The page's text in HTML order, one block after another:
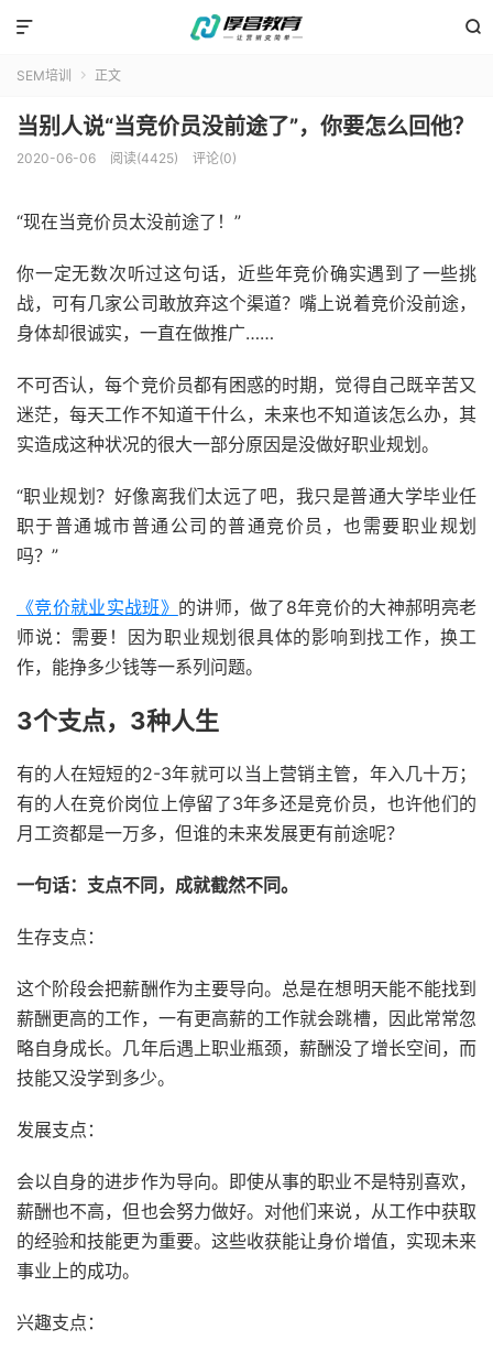


SEM培训  正文
当别人说“当竞价员没前途了”，你要怎么回他？
2020-06-06 阅读(4425) 评论(0)
“现在当竞价员太没前途了！”
你一定无数次听过这句话，近些年竞价确实遇到了一些挑
战，可有几家公司敢放弃这个渠道？嘴上说着竞价没前途，
身体却很诚实，一直在做推广……
不可否认，每个竞价员都有困惑的时期，觉得自己既辛苦又
迷茫，每天工作不知道干什么，未来也不知道该怎么办，其
实造成这种状况的很大一部分原因是没做好职业规划。
“职业规划？好像离我们太远了吧，我只是普通大学毕业任
职于普通城市普通公司的普通竞价员，也需要职业规划
吗？”
《竞价就业实战班》 的讲师，做了8年竞价的大神郝明亮老
师说：需要！因为职业规划很具体的影响到找工作，换工
作，能挣多少钱等一系列问题。
3个支点，3种人生
有的人在短短的2-3年就可以当上营销主管，年入几十万；
有的人在竞价岗位上停留了3年多还是竞价员，也许他们的
月工资都是一万多，但谁的未来发展更有前途呢？
一句话：支点不同，成就截然不同。
生存支点：
这个阶段会把薪酬作为主要导向。总是在想明天能不能找到
薪酬更高的工作，一有更高薪的工作就会跳槽，因此常常忽
略自身成长。几年后遇上职业瓶颈，薪酬没了增长空间，而
技能又没学到多少。
发展支点：
会以自身的进步作为导向。即使从事的职业不是特别喜欢，
薪酬也不高，但也会努力做好。对他们来说，从工作中获取
的经验和技能更为重要。这些收获能让身价增值，实现未来
事业上的成功。
兴趣支点：